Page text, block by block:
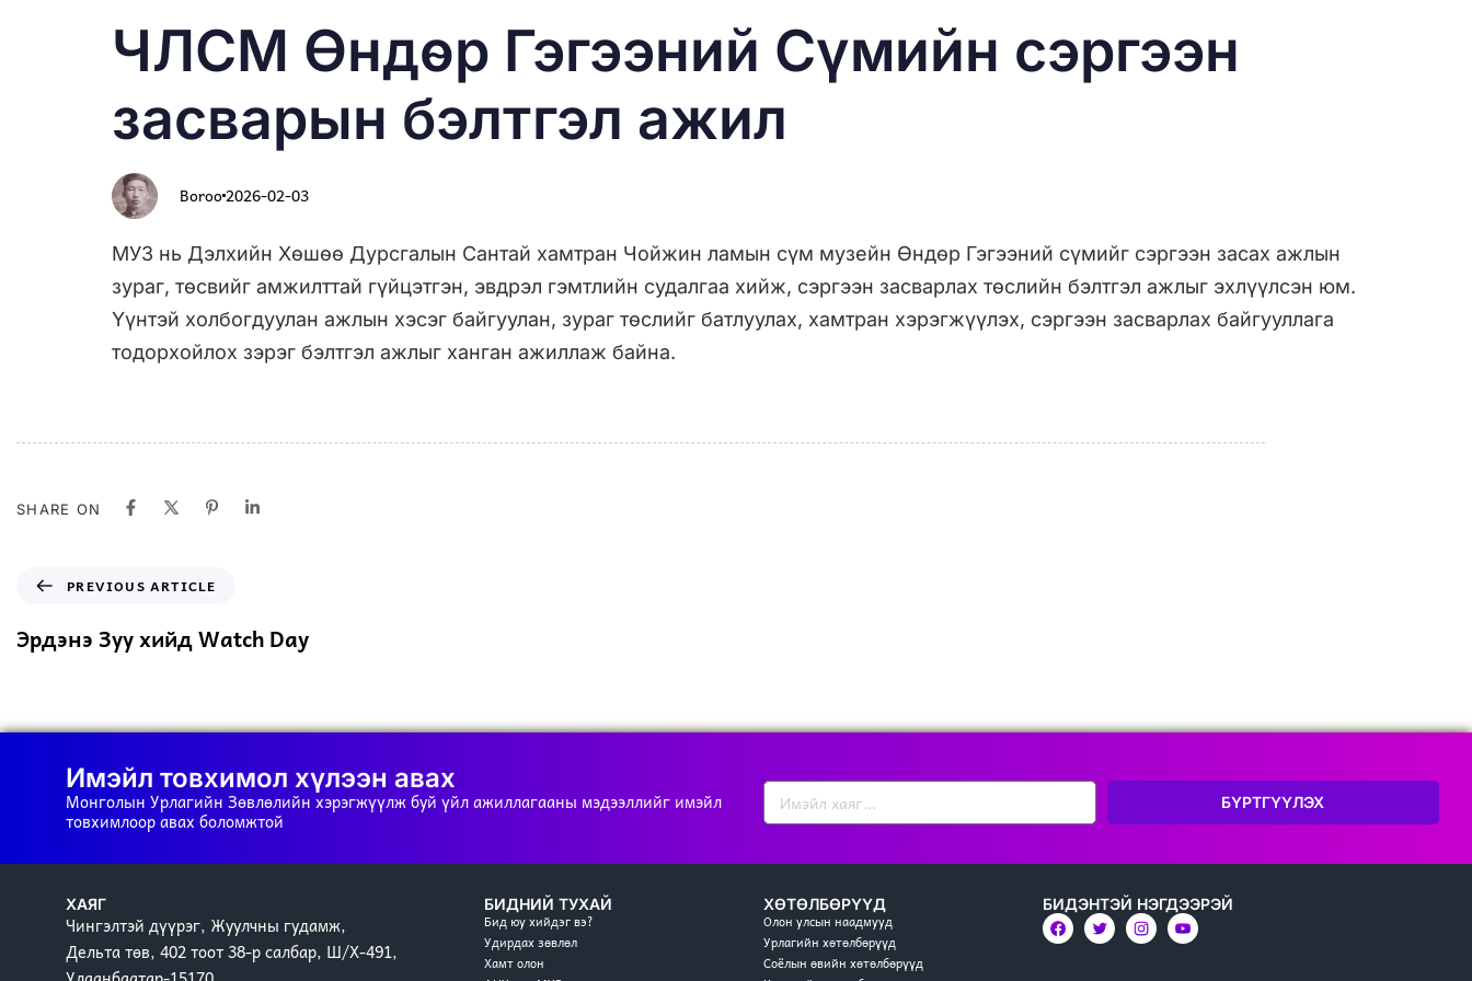
IN:
ЧЛСМ Өндөр Гэгээний Сүмийн сэргээн
засварын бэлтгэл ажил
Boroo2026-02-03
МУЗ нь Дэлхийн Хөшөө Дурсгалын Сантай хамтран Чойжин ламын сүм музейн Өндөр Гэгээний сүмийг сэргээн засах ажлын
зураг, төсвийг амжилттай гүйцэтгэн, эвдрэл гэмтлийн судалгаа хийж, сэргээн засварлах төслийн бэлтгэл ажлыг эхлүүлсэн юм.
Үүнтэй холбогдуулан ажлын хэсэг байгуулан, зураг төслийг батлуулах, хамтран хэрэгжүүлэх, сэргээн засварлах байгууллага
тодорхойлох зэрэг бэлтгэл ажлыг ханган ажиллаж байна.
SHARE ON
PREVIOUS ARTICLE
Эрдэнэ Зуу хийд Watch Day
Имэйл товхимол хүлээн авах
Монголын Урлагийн Зөвлөлийн хэрэгжүүлж буй үйл ажиллагааны мэдээллийг имэйл
товхимлоор авах боломжтой
БҮРТГҮҮЛЭХ
ХАЯГ
Чингэлтэй дүүрэг, Жуулчны гудамж,
Дельта төв, 402 тоот 38-р салбар, Ш/Х-491,
БИДНИЙ ТУХАЙ
Бид юу хийдэг вэ?
Удирдах зөвлөл
Хамт олон
ХӨТӨЛБӨРҮҮД
Олон улсын наадмууд
Урлагийн хөтөлбөрүүд
Соёлын өвийн хөтөлбөрүүд
БИДЭНТЭЙ НЭГДЭЭРЭЙ